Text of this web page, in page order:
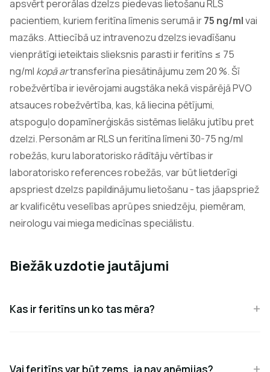
apsvērt perorālas dzelzs piedevas lietošanu RLS
pacientiem, kuriem feritīna līmenis serumā ir75 ng/mlvai
mazāks. Attiecībā uz intravenozu dzelzs ievadīšanu
vienprātīgi ieteiktais slieksnis parasti ir feritīns ≤ 75
ng/ml kopā artransferīna piesātinājumu zem 20 %. Šī
robežvērtība ir ievērojami augstāka nekā vispārējā PVO
atsauces robežvērtība, kas, kā liecina pētījumi,
atspoguļo dopamīnerģiskās sistēmas lielāku jutību pret
dzelzi. Personām ar RLS un feritīna līmeni 30-75 ng/ml
robežās, kuru laboratorisko rādītāju vērtības ir
laboratorisko references robežās, var būt lietderīgi
apspriest dzelzs papildinājumu lietošanu - tas jāapspriež
ar kvalificētu veselības aprūpes sniedzēju, piemēram,
neirologu vai miega medicīnas speciālistu.
Biežāk uzdotie jautājumi
Kas ir feritīns un ko tas mēra?